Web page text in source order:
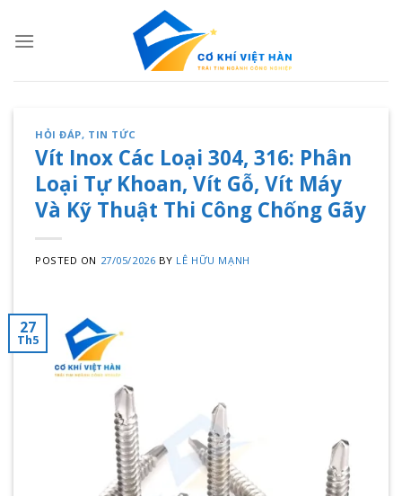
HỎI ĐÁP, TIN TỨC
Vít Inox Các Loại 304, 316: Phân
Loại Tự Khoan, Vít Gỗ, Vít Máy
Và Kỹ Thuật Thi Công Chống Gãy
POSTED ON 27/05/2026 BY LÊ HỮU MẠNH
27
Th5